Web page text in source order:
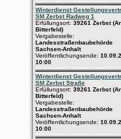
Winterdienst
SM Zerbst Radweg 1
Erfüllungsort: 39261 Zerbst
Bitterfeld)
Vergabestelle:
Landesstraßenbaubehörde
Sachsen-Anhalt
Veröffentlichungsende:
10:00
Winterdienst
SM Zerbst Straße
Erfüllungsort: 39261 Zerbst
Bitterfeld)
Vergabestelle:
Landesstraßenbaubehörde
Sachsen-Anhalt
Veröffentlichungsende:
10:00